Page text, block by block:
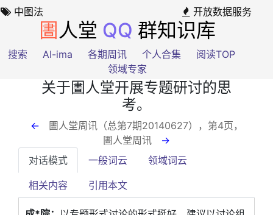
中图法 开放数据服务
圕 人堂 QQ 群知识库
搜索 AI-ima 各期周讯 个人合集
阅读TOP
领域专家
关于圕人堂开展专题研讨的思
考。
← 圕人堂周讯（总第7期20140627），第4页 ，
圕人堂周讯 →
对话模式
一般词云 领域词云
相关内容 引用本文